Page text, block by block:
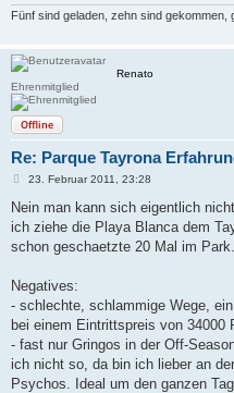
Fünf sind geladen, zehn sind
Renato
Ehrenmitglied
Offline
Re: Parque Tayrona
B
i
r
a
23. Februar 2011, 23:28
Nein man kann sich eigentlich
ich ziehe die Playa Blanca dem
schon geschaetzte 20 Mal im Park.
Negatives:
- schlechte, schlammige Wege,
bei einem Eintrittspreis von 34000
- fast nur Gringos in der Off-
ich nicht so, da bin ich lieber an
Psychos. Ideal um den ganzen